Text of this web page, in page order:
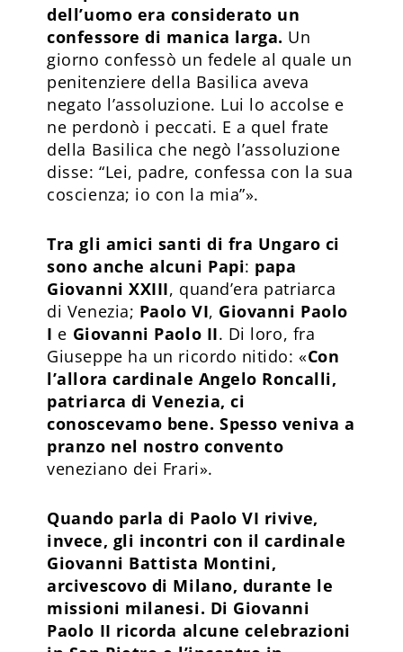
dell’uomo era considerato un
confessore di manica larga. Un
giorno confessò un fedele al quale un
penitenziere della Basilica aveva
negato l’assoluzione. Lui lo accolse e
ne perdonò i peccati. E a quel frate
della Basilica che negò l’assoluzione
disse: “Lei, padre, confessa con la sua
coscienza; io con la mia”».
Tra gli amici santi di fra Ungaro ci
sono anche alcuni Papi: papa
Giovanni XXIII, quand’era patriarca
di Venezia; Paolo VI, Giovanni Paolo
I e Giovanni Paolo II. Di loro, fra
Giuseppe ha un ricordo nitido: «Con
l’allora cardinale Angelo Roncalli,
patriarca di Venezia, ci
conoscevamo bene. Spesso veniva a
pranzo nel nostro convento
veneziano dei Frari».
Quando parla di Paolo VI rivive,
invece, gli incontri con il cardinale
Giovanni Battista Montini,
arcivescovo di Milano, durante le
missioni milanesi. Di Giovanni
Paolo II ricorda alcune celebrazioni